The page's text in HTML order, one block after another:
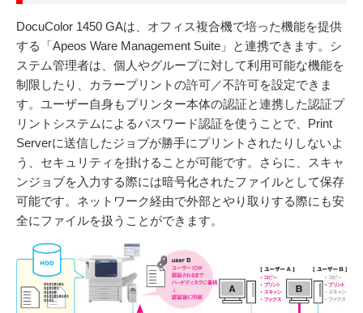
DocuColor 1450 GAは、オフィス複合機で培った機能を提供
する「Apeos Ware Management Suite」と連携できます。シ
ステム管理者は、個人やグループに対して利用可能な機能を
制限したり、カラープリントの許可／不許可を設定できま
す。ユーザー自身もプリンター本体の認証と連携した認証プ
リントシステムによるパスワード認証を使うことで、Print
Serverに送信したジョブが勝手にプリントされたりしないよ
う、セキュリティを掛けることが可能です。さらに、スキャ
ンジョブを入力する際には暗号化されたファイルとして保存
可能です。ネットワーク経由で外部とやり取りする際にも安
全にファイルを扱うことができます。